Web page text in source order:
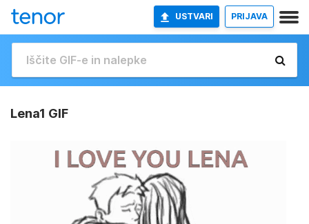
USTVARI PRIJAVA
Lena1 GIF